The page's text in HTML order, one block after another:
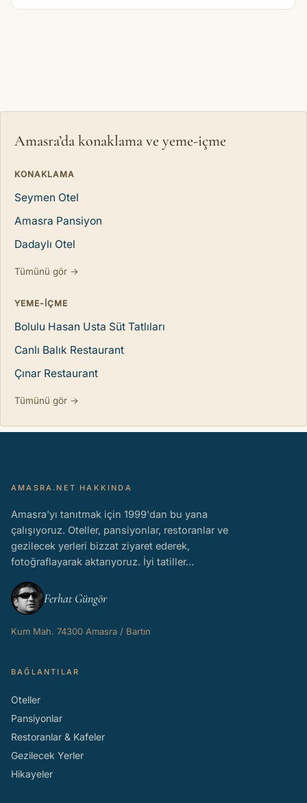
Amasra’da konaklama ve yeme-içme
KONAKLAMA
Seymen Otel
Amasra Pansiyon
Dadaylı Otel
Tümünü gör →
YEME-IÇME
Bolulu Hasan Usta Süt Tatlıları
Canlı Balık Restaurant
Çınar Restaurant
Tümünü gör →
AMASRA.NET HAKKINDA
Amasra'yı tanıtmak için 1999'dan bu yana
çalışıyoruz. Oteller, pansiyonlar, restoranlar ve
gezilecek yerleri bizzat ziyaret ederek,
fotoğraflayarak aktarıyoruz. İyi tatiller…
Ferhat Güngör
Kum Mah. 74300 Amasra / Bartın
BAĞLANTILAR
Oteller
Pansiyonlar
Restoranlar & Kafeler
Gezilecek Yerler
Hikayeler